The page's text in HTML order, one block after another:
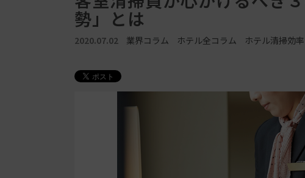
勢」とは
2020.07.02 業界コラム ホテル全コラム ホテル清掃効率